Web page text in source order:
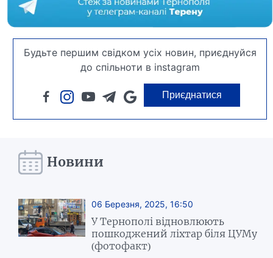
Будьте першим свідком усіх новин, приєднуйся
до спільноти в instagram
Приєднатися
Новини
06 Березня, 2025, 16:50
У Тернополі відновлюють
пошкоджений ліхтар біля ЦУМу
(фотофакт)